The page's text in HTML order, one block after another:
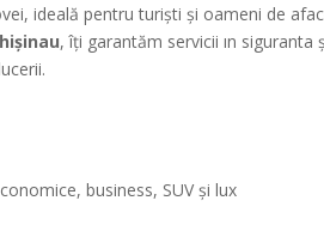
ideală pentru turiști și oameni de
, îți garantăm servicii ın
business, SUV și lux